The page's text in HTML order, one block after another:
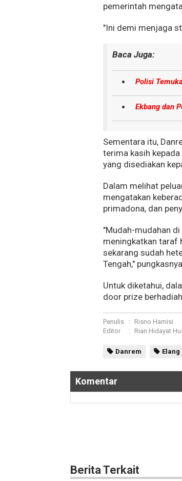
pemerintah
"Ini demi menjaga
Baca Juga:
Polisi
Ekbang dan
Sementara itu,
terima kasih
yang disediakan
Dalam melihat
mengatakan
primadona, dan
"Mudah-mudahan
meningkatkan taraf
sekarang sudah
Tengah,"
Untuk diketahui,
door prize
Penulis :
Risno Hamisi
Editor
: Rian Hidayat
Danrem Elang
Komentar
Berita Terkait